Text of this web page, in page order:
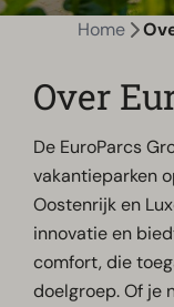
Home
Over
De EuroParcs
vakantieparken
Oostenrijk en
innovatie en
comfort, die
doelgroep. Of je